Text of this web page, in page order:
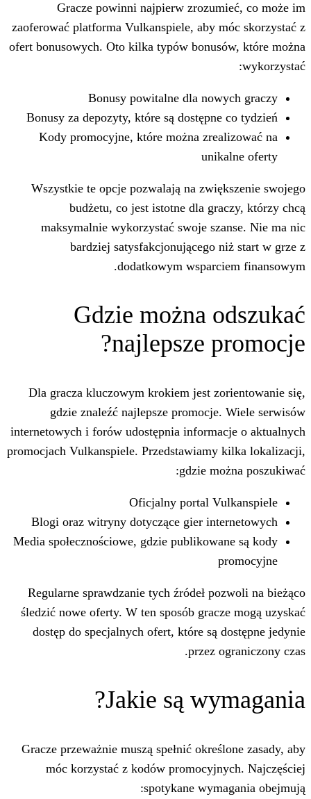
Gracze powinni najpierw
zaoferować platforma Vulkanspiele, aby
ofert bonusowych. Oto kilka typów
Bonusy powitalne dla
Bonusy za depozyty, które są
Kody promocyjne, które można
Wszystkie te opcje pozwalają na
budżetu, co jest istotne dla
maksymalnie wykorzystać swoje
bardziej satysfakcjonującego
dodatkowym
Gdzie można
najlepsze
Dla gracza kluczowym krokiem jest
gdzie znaleźć najlepsze
internetowych i forów udostępnia
promocjach Vulkanspiele.
gdzie
Oficjalny portal
Blogi oraz witryny dotyczące gier
Media społecznościowe, gdzie
Regularne sprawdzanie tych źródeł
śledzić nowe oferty. W ten sposób
dostęp do specjalnych ofert, które są
przez
Jakie są
Gracze przeważnie muszą spełnić
móc korzystać z kodów
spotykane